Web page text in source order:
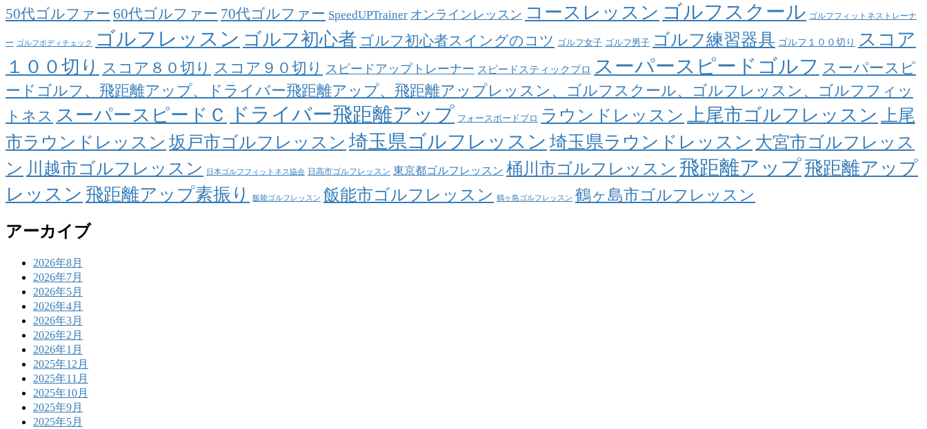
50代ゴルファー 60代ゴルファー 70代ゴルファー SpeedUPTrainer オンラインレッスン コースレッスン ゴルフスクール ゴルフフィットネストレーナ
ー ゴルフボディチェック ゴルフレッスン ゴルフ初心者 ゴルフ初心者スイングのコツ ゴルフ女子 ゴルフ男子 ゴルフ練習器具 ゴルフ１００切り
スコア
１００切り スコア８０切り スコア９０切り スピードアップトレーナー スピードスティックプロ スーパースピードゴルフ スーパースピ
ードゴルフ、飛距離アップ、ドライバー飛距離アップ、飛距離アップレッスン、ゴルフスクール、ゴルフレッスン、ゴルフフィッ
トネス スーパースピードＣ ドライバー飛距離アップ フォースボードプロ ラウンドレッスン 上尾市ゴルフレッスン
上尾
市ラウンドレッスン 坂戸市ゴルフレッスン 埼玉県ゴルフレッスン 埼玉県ラウンドレッスン 大宮市ゴルフレッス
ン 川越市ゴルフレッスン 日本ゴルフフィットネス協会 日高市ゴルフレッスン 東京都ゴルフレッスン 桶川市ゴルフレッスン 飛距離アップ飛距離アップ
レッスン 飛距離アップ素振り 飯能ゴルフレッスン 飯能市ゴルフレッスン 鶴ヶ島ゴルフレッスン 鶴ヶ島市ゴルフレッスン
アーカイブ
2026年8月
2026年7月
2026年5月
2026年4月
2026年3月
2026年2月
2026年1月
2025年12月
2025年11月
2025年10月
2025年9月
2025年5月